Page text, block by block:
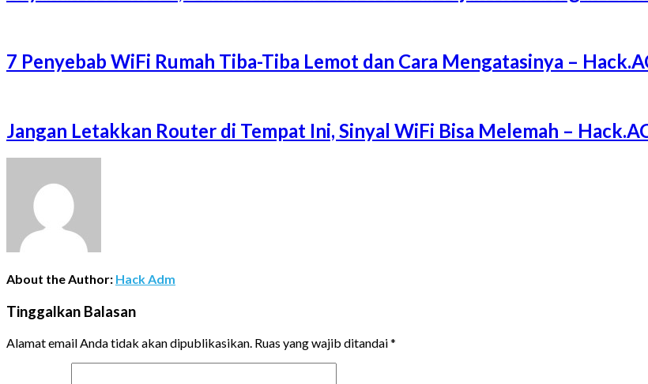
7 Penyebab WiFi Rumah Tiba-Tiba Lemot dan Cara Mengatasinya –
Jangan Letakkan Router di Tempat Ini, Sinyal WiFi Bisa Melemah –
About the Author: Hack Adm
Tinggalkan Balasan
Alamat email Anda tidak akan dipublikasikan. Ruas yang wajib ditandai*